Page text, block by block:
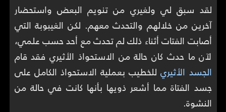
لقد سبق لي ولغيري من تنويم البعض واستحضار
آخرين من خلالهم والتحدث معهم. لكن الغيبوبة التي
أصابت الفتات أثناء ذلك لم تحدث مع أحد حسب علمي،
لآن ما حدث كان حالة من الاستحواذ الأثيري فقد قام
الجسد الأثيريللخطيب بعملية الاستحواذ الكامل على
جسد الفتاة مما أشعر ذويها بأنها كانت في حالة من
النشوة.